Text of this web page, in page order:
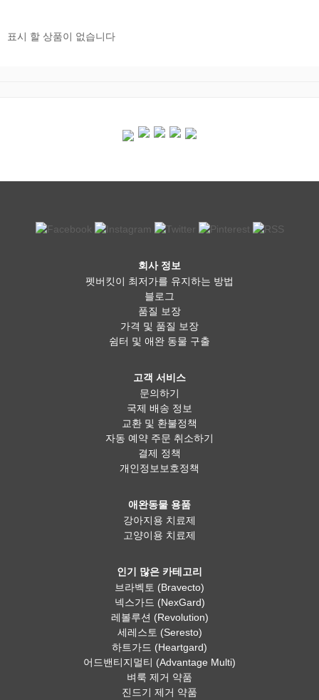
표시 할 상품이 없습니다
회사 정보
펫버킷이 최저가를 유지하는 방법
블로그
품질 보장
가격 및 품질 보장
쉼터 및 애완 동물 구출
고객 서비스
문의하기
국제 배송 정보
교환 및 환불정책
자동 예약 주문 취소하기
결제 정책
개인정보보호정책
애완동물 용품
강아지용 치료제
고양이용 치료제
인기 많은 카테고리
브라벡토 (Bravecto)
넥스가드 (NexGard)
레볼루션 (Revolution)
세레스토 (Seresto)
하트가드 (Heartgard)
어드밴티지멀티 (Advantage Multi)
벼룩 제거 약품
진드기 제거 약품